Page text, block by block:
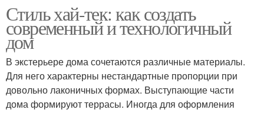
Стиль хай-тек: как создать
современный и технологичный
дом
В экстерьере дома сочетаются различные материалы.
Для него характерны нестандартные пропорции при
довольно лаконичных формах. Выступающие части
дома формируют террасы. Иногда для оформления